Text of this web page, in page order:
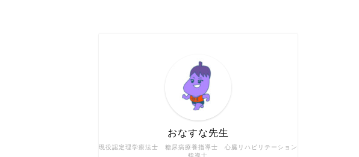
現役認定理学療法士 糖尿病療養指導士 心臓リハビリテーション
おなすな先生